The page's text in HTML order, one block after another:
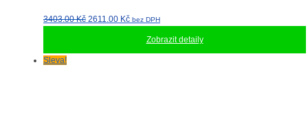
3403.00Kč Původní
2611.00 KčAktuální
bez DPH
Zobrazit detaily
Sleva!